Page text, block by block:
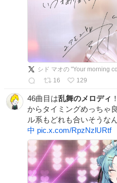
シド マオの "Your morning
16
129
46曲目は乱舞のメロディ
からタイミングめっちゃ
ル系もどれも合いそうな
中 pic.x.com/RpzNzlURtf